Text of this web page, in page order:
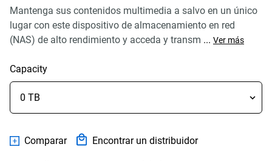
Mantenga sus contenidos multimedia a salvo en un único
lugar con este dispositivo de almacenamiento en red
(NAS) de alto rendimiento y acceda y transm ... Ver más
Capacity
Comparar Encontrar un distribuidor